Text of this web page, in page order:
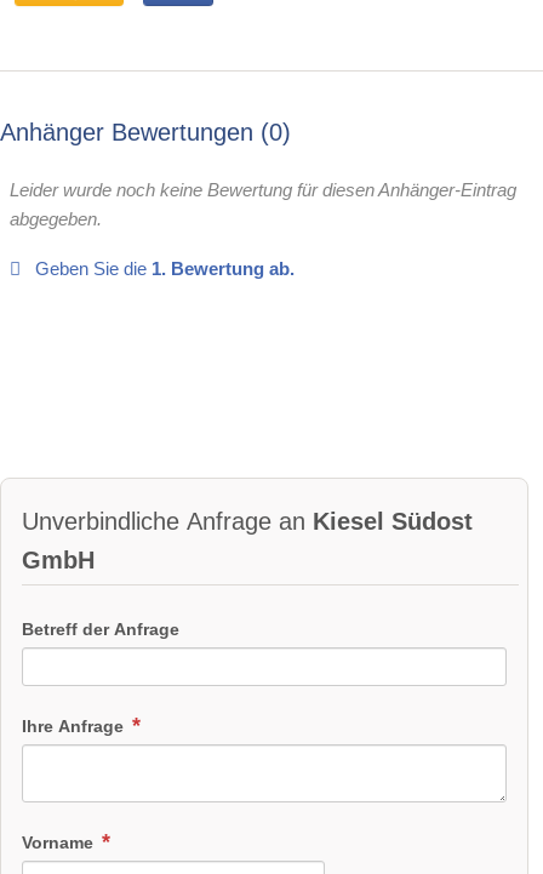
Anhänger Bewertungen 0
Leider wurde noch keine Bewertung für diesen Anhänger-Eintrag
abgegeben.
Geben Sie die 1. Bewertung ab.
Unverbindliche Anfrage an Kiesel Südost
GmbH
Betreff der Anfrage
Ihre Anfrage
Vorname